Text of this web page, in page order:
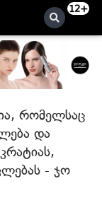
12+
რომელსაც
და
- ჯო